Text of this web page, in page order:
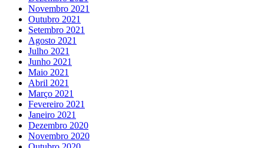
Novembro 2021
Outubro 2021
Setembro 2021
Agosto 2021
Julho 2021
Junho 2021
Maio 2021
Abril 2021
Março 2021
Fevereiro 2021
Janeiro 2021
Dezembro 2020
Novembro 2020